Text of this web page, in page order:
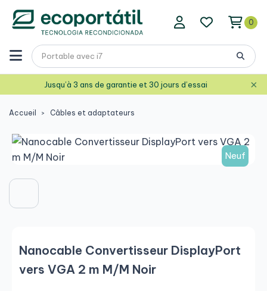
0
Jusqu’à 3 ans de garantie et 30 jours d’essai ×
Accueil Câbles et adaptateurs
Neuf
Nanocable Convertisseur DisplayPort
vers VGA 2 m M/M Noir